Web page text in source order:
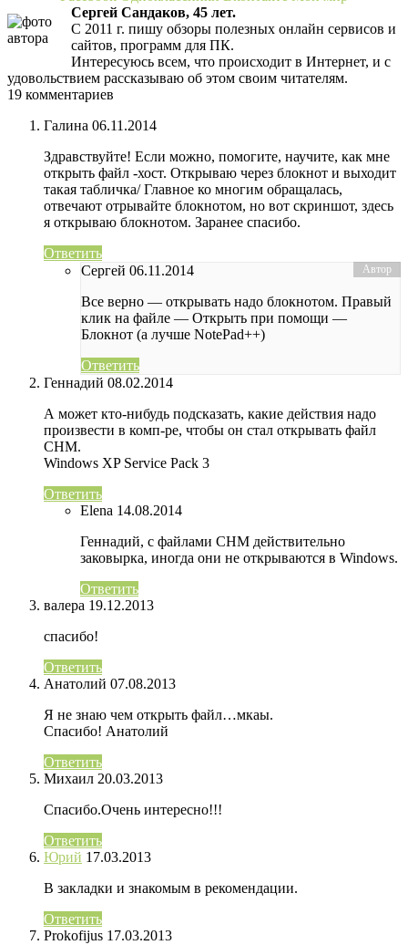
Сергей Сандаков, 45 лет.
С 2011 г. пишу обзоры полезных онлайн сервисов и
сайтов, программ для ПК.
Интересуюсь всем, что происходит в Интернет, и с
удовольствием рассказываю об этом своим читателям.
19 комментариев
Галина 06.11.2014
Здравствуйте! Если можно, помогите, научите, как мне
открыть файл -хост. Открываю через блокнот и выходит
такая табличка/ Главное ко многим обращалась,
отвечают отрывайте блокнотом, но вот скриншот, здесь
я открываю блокнотом. Заранее спасибо.
Ответить
Сергей 06.11.2014
Все верно — открывать надо блокнотом. Правый
клик на файле — Открыть при помощи —
Блокнот (а лучше NotePad++)
Ответить
Геннадий 08.02.2014
А может кто-нибудь подсказать, какие действия надо
произвести в комп-ре, чтобы он стал открывать файл
CHM.
Windows XP Service Pack 3
Ответить
Elena 14.08.2014
Геннадий, с файлами CHM действительно
заковырка, иногда они не открываются в Windows.
Ответить
валера 19.12.2013
спасибо!
Ответить
Анатолий 07.08.2013
Я не знаю чем открыть файл…мкаы.
Спасибо! Анатолий
Ответить
Михаил 20.03.2013
Спасибо.Очень интересно!!!
Ответить
Юрий 17.03.2013
В закладки и знакомым в рекомендации.
Ответить
Prokofijus 17.03.2013